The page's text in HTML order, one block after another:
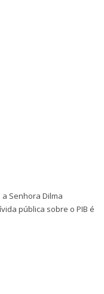
Senhora Dilma
pública sobre o PIB é